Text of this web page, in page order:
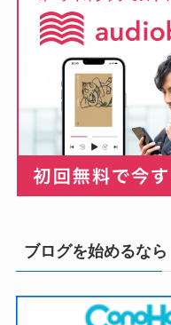
ブログを始めるなら